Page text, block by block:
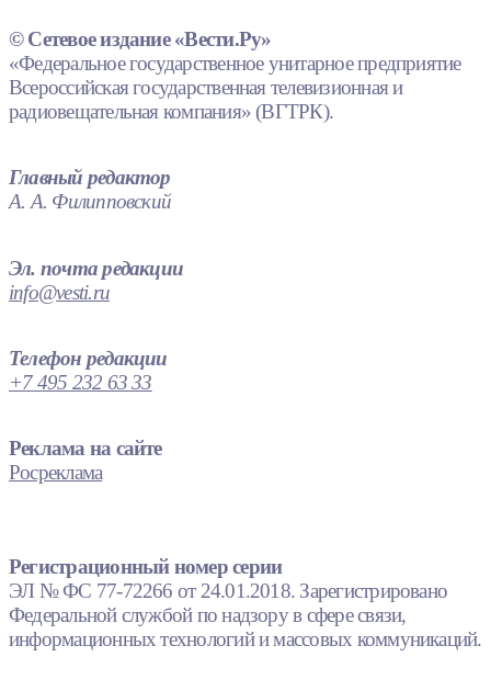
© Сетевое издание «Вести.Ру»
«Федеральное государственное унитарное предприятие
Всероссийская государственная телевизионная и
радиовещательная компания» (ВГТРК).
Главный редактор
А. А. Филипповский
Эл. почта редакции
info@vesti.ru
Телефон редакции
+7 495 232 63 33
Реклама на сайте
Росреклама
Регистрационный номер серии
ЭЛ № ФС 77-72266 от 24.01.2018. Зарегистрировано
Федеральной службой по надзору в сфере связи,
информационных технологий и массовых коммуникаций.